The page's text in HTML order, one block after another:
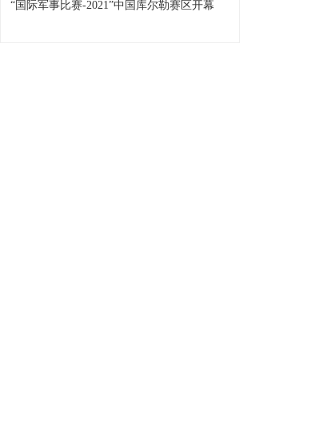
“国际军事比赛-2021”中国库尔勒赛区开幕